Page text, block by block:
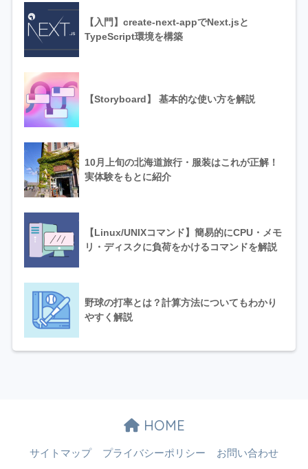
【入門】create-next-appでNext.jsと
TypeScript環境を構築
【Storyboard】 基本的な使い方を解説
10月上旬の北海道旅行・服装はこれが正解！
実体験をもとに紹介
【Linux/UNIXコマンド】簡易的にCPU・メモ
リ・ディスクに負荷をかけるコマンドを解説
野球の打率とは？計算方法についてもわかり
やすく解説
HOME
サイトマップ プライバシーポリシー お問い合わせ